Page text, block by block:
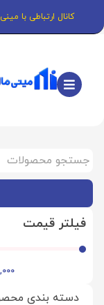
کانال ارتباطی با مینی
فیلتر قیمت